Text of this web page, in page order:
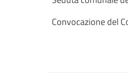
Convocazione del